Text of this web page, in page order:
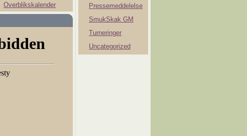
Overblikskalender
Pressemeddelelse
SmukSkak GM
Turneringer
Uncategorized